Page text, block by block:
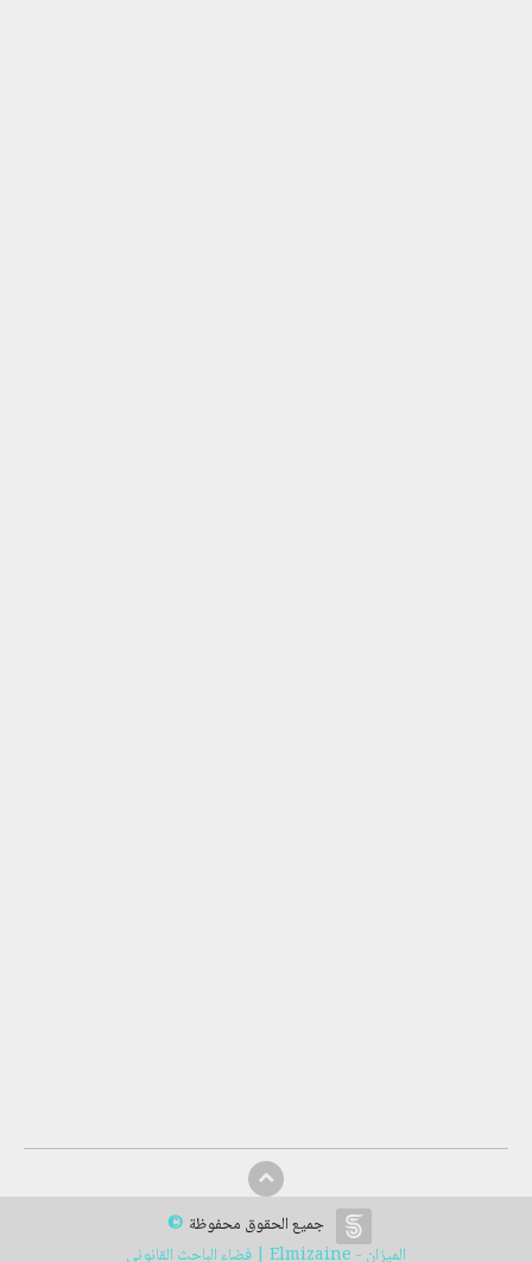
جميع الحقوق محفوظة ©
الميزان - Elmizaine | فضاء الباحث القانوني